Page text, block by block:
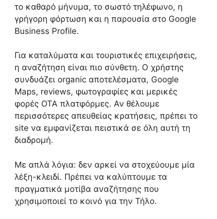
το καθαρό μήνυμα, το σωστό τηλέφωνο, η
γρήγορη φόρτωση και η παρουσία στο Google
Business Profile.
Για καταλύματα και τουριστικές επιχειρήσεις,
η αναζήτηση είναι πιο σύνθετη. Ο χρήστης
συνδυάζει organic αποτελέσματα, Google
Maps, reviews, φωτογραφίες και μερικές
φορές OTA πλατφόρμες. Αν θέλουμε
περισσότερες απευθείας κρατήσεις, πρέπει το
site να εμφανίζεται πειστικά σε όλη αυτή τη
διαδρομή.
Με απλά λόγια: δεν αρκεί να στοχεύουμε μία
λέξη-κλειδί. Πρέπει να καλύπτουμε τα
πραγματικά μοτίβα αναζήτησης που
χρησιμοποιεί το κοινό για την Τήλο.